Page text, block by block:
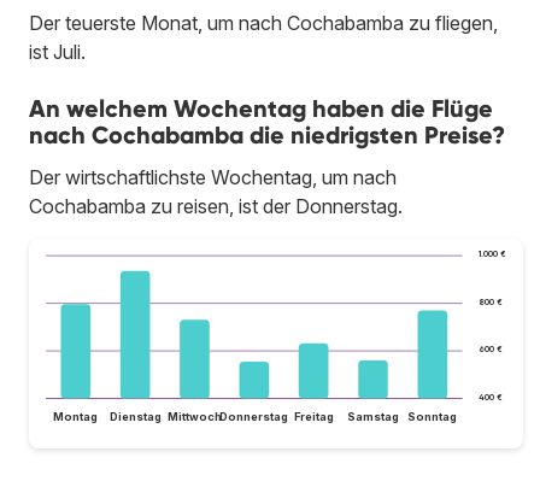
Der teuerste Monat, um nach Cochabamba zu fliegen,
ist Juli.
An welchem Wochentag haben die Flüge
nach Cochabamba die niedrigsten Preise?
Der wirtschaftlichste Wochentag, um nach
Cochabamba zu reisen, ist der Donnerstag.
400 €
600 €
800 €
1.000 €
Montag Dienstag MittwochDonnerstag Freitag Samstag Sonntag